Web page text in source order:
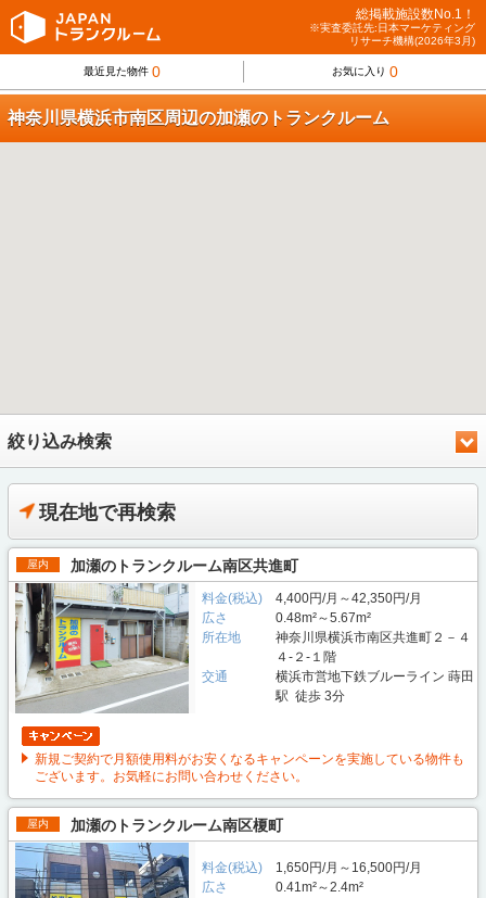
総掲載施設数No.1！
※実査委託先:日本マーケティング
リサーチ機構(2026年3月)
最近見た物件 0 お気に入り 0
神奈川県横浜市南区周辺の加瀬のトランクルーム
絞り込み検索
現在地で再検索
屋内 加瀬のトランクルーム南区共進町
料金(税込)
4,400円/月～42,350円/月
広さ
0.48m²～5.67m²
所在地
神奈川県横浜市南区共進町２－４
４‐２-１階
交通
横浜市営地下鉄ブルーライン 蒔田
駅 徒歩 3分
新規ご契約で月額使用料がお安くなるキャンペーンを実施している物件も
ございます。お気軽にお問い合わせください。
屋内 加瀬のトランクルーム南区榎町
料金(税込)
1,650円/月～16,500円/月
広さ
0.41m²～2.4m²